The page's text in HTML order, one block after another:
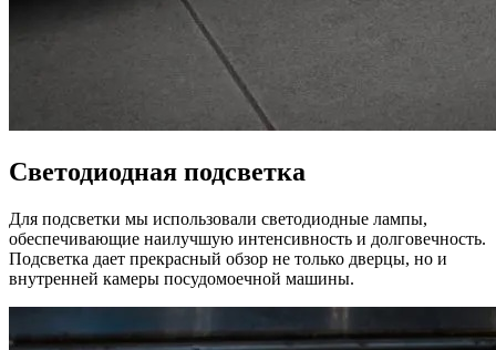
Светодиодная подсветка
Для подсветки мы использовали светодиодные лампы,
обеспечивающие наилучшую интенсивность и долговечность.
Подсветка дает прекрасный обзор не только дверцы, но и
внутренней камеры посудомоечной машины.